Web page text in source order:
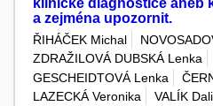
a zejména upozornit.
ŘIHÁČEK Michal
ZDRAŽILOVÁ DUBSKÁ Lenka
GESCHEIDTOVÁ Lenka
LAZECKÁ Veronika
VALÍK